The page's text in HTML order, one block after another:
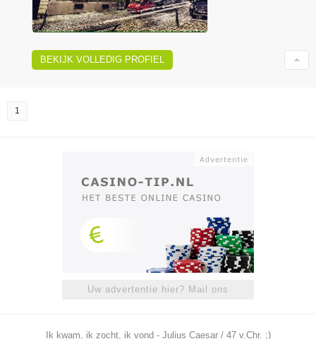
BEKIJK VOLLEDIG PROFIEL
1
Uw advertentie hier? Mail ons
Ik kwam, ik zocht, ik vond - Julius Caesar / 47 v.Chr. ;)